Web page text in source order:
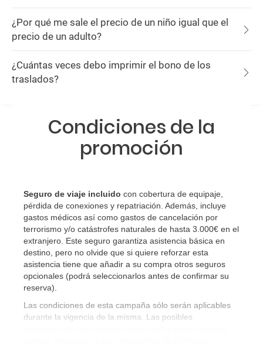
¿Por qué me sale el precio de un niño igual que el
precio de un adulto?
¿Cuántas veces debo imprimir el bono de los
traslados?
Condiciones de la
promoción
Seguro de viaje incluido con cobertura de equipaje,
pérdida de conexiones y repatriación. Además, incluye
gastos médicos así como gastos de cancelación por
terrorismo y/o catástrofes naturales de hasta 3.000€ en el
extranjero. Este seguro garantiza asistencia básica en
destino, pero no olvide que si quiere reforzar esta
asistencia tiene que añadir a su compra otros seguros
opcionales (podrá seleccionarlos antes de confirmar su
reserva)
Las condiciones de esta campaña sólo serán aplicables
durante la vigencia de la misma. Las posibles